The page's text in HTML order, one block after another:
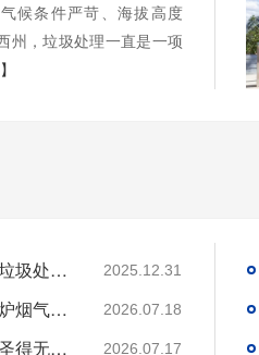
候条件严苛、海拔高度
州，垃圾处理一直是一项
国内高海拔垃圾处理技术获重大突破，青海生活垃圾处理项目树行业新标杆 2025.12.31
工业固废焚烧炉厂家｜一站式出口工业垃圾焚烧炉烟气检测环保达标 2026.07.18
环保达标宠物火化炉使用方法与维护技巧｜宏利圣得无害化火化设备科普 2026.07.17